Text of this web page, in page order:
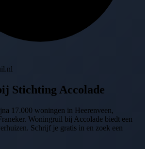
Stichting Accolade
17.000 woningen in Heerenveen,
Woningruil bij Accolade biedt een
Schrijf je gratis in en zoek een